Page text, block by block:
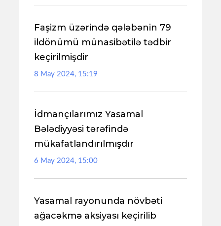
Faşizm üzərində qələbənin 79
ildönümü münasibətilə tədbir
keçirilmişdir
8 May 2024, 15:19
İdmançılarımız Yasamal
Bələdiyyəsi tərəfində
mükafatlandırılmışdır
6 May 2024, 15:00
Yasamal rayonunda növbəti
ağacəkmə aksiyası keçirilib